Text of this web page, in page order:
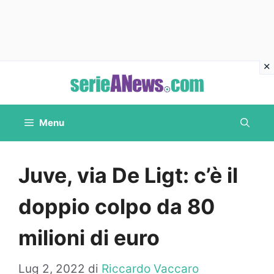
contenuto
Menu
Juve, via De Ligt: c’è il
doppio colpo da 80
milioni di euro
Lug 2, 2022 di Riccardo Vaccaro